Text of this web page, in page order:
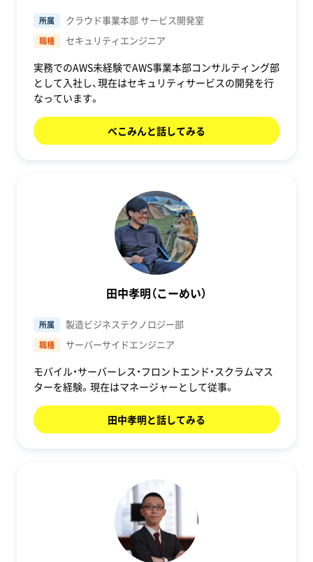
所属 クラウド事業本部 サービス開発室
職種 セキュリティエンジニア
実務でのAWS未経験でAWS事業本部コンサルティング部
として入社し、現在はセキュリティサービスの開発を行
なっています。
べこみんと話してみる
田中孝明（こーめい）
所属 製造ビジネステクノロジー部
職種 サーバーサイドエンジニア
モバイル・サーバーレス・フロントエンド・スクラムマス
ターを経験。現在はマネージャーとして従事。
田中孝明と話してみる